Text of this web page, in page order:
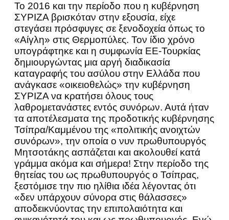
Το 2016 και την περίοδο που η κυβέρνηση
ΣΥΡΙΖΑ βρισκόταν στην εξουσία, είχε
στεγάσει πρόσφυγες σε ξενοδοχεία όπως το
«Αίγλη» στις Θερμοπύλες. Τον ίδιο χρόνο
υπογράφτηκε και η συμφωνία ΕΕ-Τουρκίας
δημιουργώντας μια αργή διαδικασία
καταγραφής του ασύλου στην Ελλάδα που
ανάγκασε «οικειοθελώς» την κυβέρνηση
ΣΥΡΙΖΑ να κρατήσει όλους τους
λαθρομετανάστες εντός συνόρων. Αυτά ήταν
τα αποτέλεσματα της προδοτικής κυβέρνησης
Τσίπρα/Καμμένου της «πολιτικής ανοιχτών
συνόρων», την οποία ο νυν πρωθυπουργός
Μητσοτάκης ασπάζεται και ακολουθεί κατά
γράμμα ακόμα και σήμερα! Στην περίοδο της
θητείας του ως πρωθυπουργός ο Τσίπρας,
ξεστόμισε την πιο ηλίθια ιδέα λέγοντας ότι
«δεν υπάρχουν σύνορα στις θάλασσες»
αποδεικνύοντας την επιπολαιότητα και